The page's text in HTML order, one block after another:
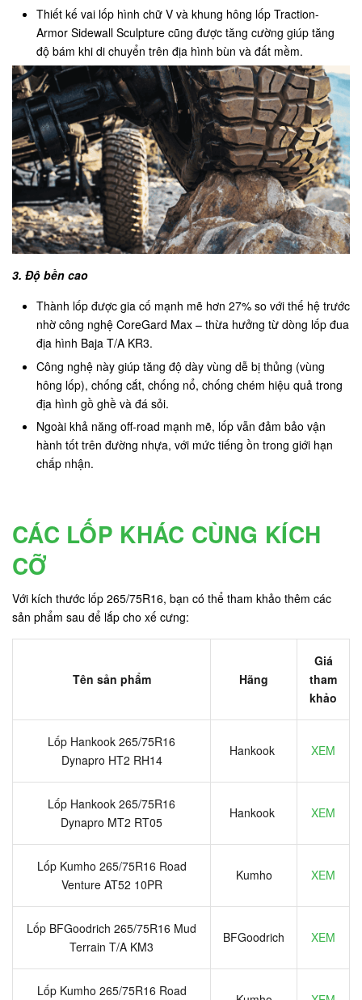
Thiết kế vai lốp hình chữ V và khung hông lốp Traction-
Armor Sidewall Sculpture cũng được tăng cường giúp tăng
độ bám khi di chuyển trên địa hình bùn và đất mềm.
3. Độ bền cao
Thành lốp được gia cố mạnh mẽ hơn 27% so với thế hệ trước
nhờ công nghệ CoreGard Max – thừa hưởng từ dòng lốp đua
địa hình Baja T/A KR3.
Công nghệ này giúp tăng độ dày vùng dễ bị thủng (vùng
hông lốp), chống cắt, chống nổ, chống chém hiệu quả trong
địa hình gồ ghề và đá sỏi.
Ngoài khả năng off-road mạnh mẽ, lốp vẫn đảm bảo vận
hành tốt trên đường nhựa, với mức tiếng ồn trong giới hạn
chấp nhận.
CÁC LỐP KHÁC CÙNG KÍCH
CỠ
Với kích thước lốp 265/75R16, bạn có thể tham khảo thêm các
sản phẩm sau để lắp cho xế cưng:
Tên sản phẩm Hãng
Giá
tham
khảo
Lốp Hankook 265/75R16
Dynapro HT2 RH14
Hankook XEM
Lốp Hankook 265/75R16
Dynapro MT2 RT05
Hankook XEM
Lốp Kumho 265/75R16 Road
Venture AT52 10PR
Kumho XEM
Lốp BFGoodrich 265/75R16 Mud
Terrain T/A KM3
BFGoodrich XEM
Lốp Kumho 265/75R16 Road